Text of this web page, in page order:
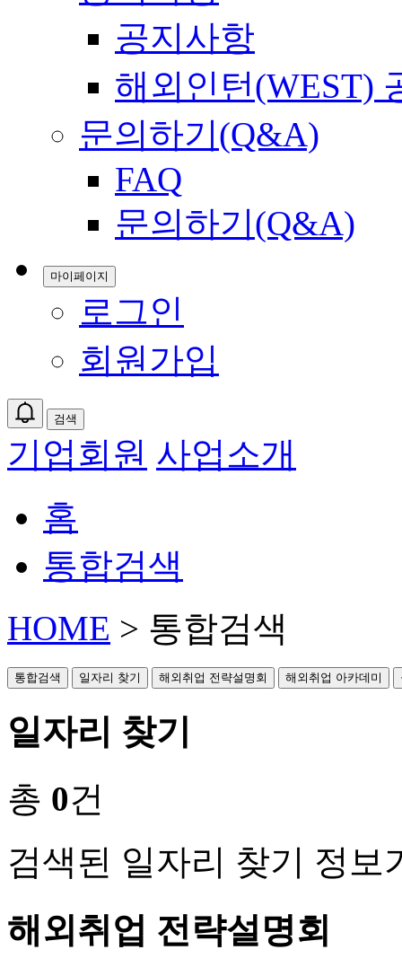
공지사항
해외인턴(WEST)
문의하기(Q&A)
FAQ
문의하기(Q&A)
마이페이지
로그인
회원가입
검색
기업회원 사업소개
홈
통합검색
HOME > 통합검색
통합검색 일자리 찾기 해외취업 전략설명회 해외취업 아카데미
일자리 찾기
총 0건
검색된 일자리 찾기 정보
해외취업 전략설명회